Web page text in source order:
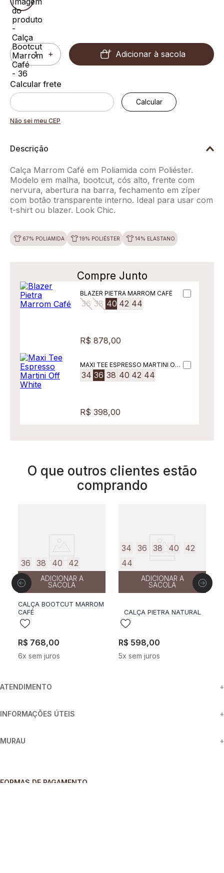
＋
－ Adicionar à sacola
Não sei meu CEP
Descrição
Calça Marrom Café em Poliamida com Poliéster.
Modelo em malha, bootcut, cós alto, frente com
nervura, abertura na barra, fechamento em zíper
com botão transparente interno. Ideal para usar com
t-shirt ou blazer. Look Chic.
67% POLIAMIDA 19% POLIÉSTER 14% ELASTANO
Compre Junto
BLAZER PIETRA MARROM CAFÉ
36 38 40 42 44
R$ 878,00
MAXI TEE ESPRESSO MARTINI OFF
WHITE
34 36 38 40 42 44
R$ 398,00
O que outros clientes estão
comprando
36 38 40 42
ADICIONAR A
SACOLA
CALÇA BOOTCUT MARROM
CAFÉ
R$ 768,00
6x sem juros
34 36 38 40
42
44
ADICIONAR A
SACOLA
CALÇA PIETRA NATURAL
R$ 598,00
5x sem juros
ATENDIMENTO +
INFORMAÇÕES ÚTEIS +
MURAU +
FORMAS DE PAGAMENTO